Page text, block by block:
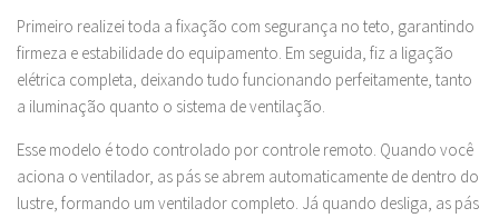
Primeiro realizei toda a fixação com segurança no teto, garantindo
firmeza e estabilidade do equipamento. Em seguida, fiz a ligação
elétrica completa, deixando tudo funcionando perfeitamente, tanto
a iluminação quanto o sistema de ventilação.
Esse modelo é todo controlado por controle remoto. Quando você
aciona o ventilador, as pás se abrem automaticamente de dentro do
lustre, formando um ventilador completo. Já quando desliga, as pás